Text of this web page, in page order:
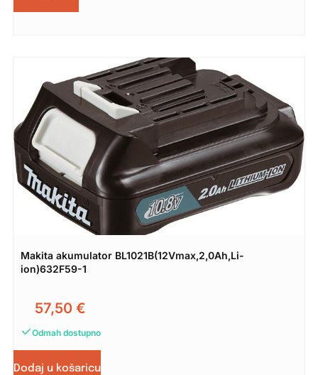
Makita akumulator BL1021B(12Vmax,2,0Ah,Li-
ion)632F59-1
57,50 €
Odmah dostupno
Dodaj u košaricu